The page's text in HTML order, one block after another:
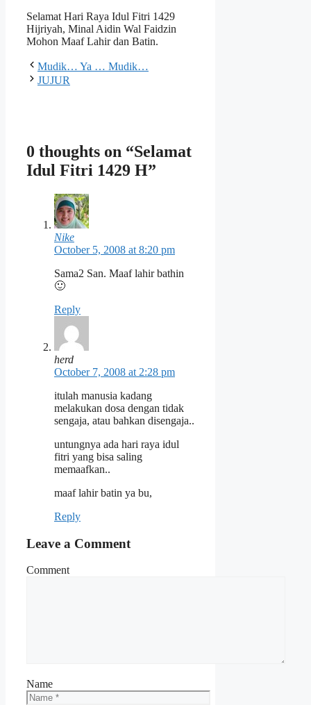
Selamat Hari Raya Idul Fitri 1429
Hijriyah, Minal Aidin Wal Faidzin
Mohon Maaf Lahir dan Batin.
Mudik… Ya … Mudik…
JUJUR
0 thoughts on “Selamat
Idul Fitri 1429 H”
Nike
October 5, 2008 at 8:20 pm
Sama2 San. Maaf lahir bathin
🙂
Reply
herd
October 7, 2008 at 2:28 pm
itulah manusia kadang
melakukan dosa dengan tidak
sengaja, atau bahkan disengaja..
untungnya ada hari raya idul
fitri yang bisa saling
memaafkan..
maaf lahir batin ya bu,
Reply
Leave a Comment
Comment
Name